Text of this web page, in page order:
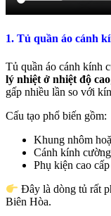
1. Tủ quần áo cánh
Tủ quần áo cánh kính
lý nhiệt ở nhiệt độ cao
gấp nhiều lần so với
Cấu tạo phổ biến gồm:
Khung nhôm
Cánh kính
Phụ kiện cao
Đây là dòng tủ rất
Biên Hòa.